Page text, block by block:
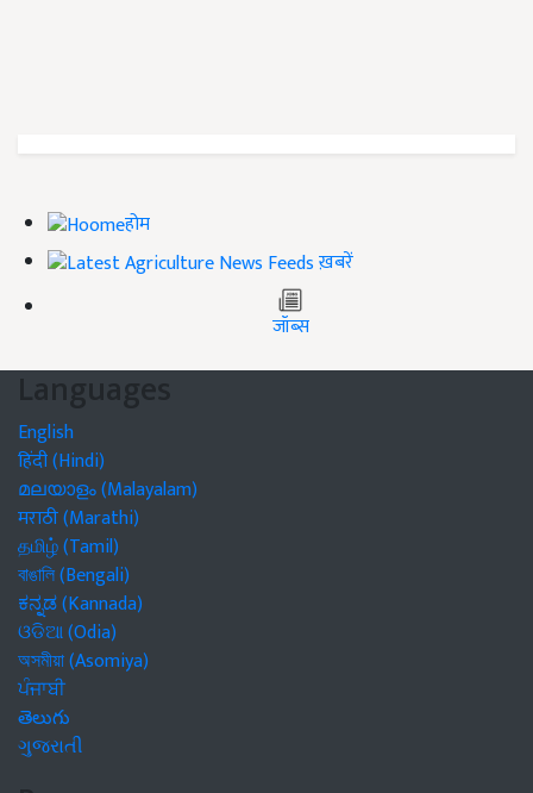
होम
ख़बरें
जॉब्स
Languages
English
हिंदी (Hindi)
മലയാളം (Malayalam)
मराठी (Marathi)
தமிழ் (Tamil)
বাঙালি (Bengali)
ಕನ್ನಡ (Kannada)
ଓଡିଆ (Odia)
অসমীয়া (Asomiya)
ਪੰਜਾਬੀ
తెలుగు
ગુજરાતી